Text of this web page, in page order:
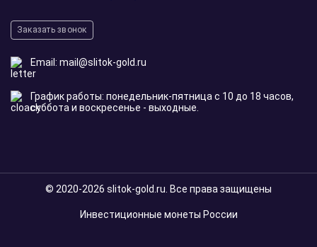
Заказать звонок
Email: mail@slitok-gold.ru
График работы: понедельник-пятница с 10 до 18 часов,
суббота и воскресенье - выходные.
© 2020-2026 slitok-gold.ru. Все права защищены
Инвестиционные монеты России